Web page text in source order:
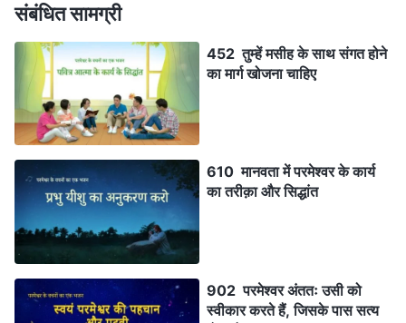
संबंधित सामग्री
452 तुम्हें मसीह के साथ संगत होने
का मार्ग खोजना चाहिए
610 मानवता में परमेश्वर के कार्य
का तरीक़ा और सिद्धांत
902 परमेश्वर अंततः उसी को
स्वीकार करते हैं, जिसके पास सत्य